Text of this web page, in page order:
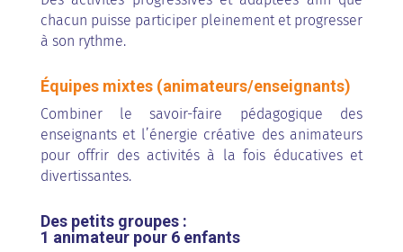
chacun puisse participer pleinement et progresser
à son rythme.
Équipes mixtes (animateurs/enseignants)
Combiner le savoir-faire pédagogique des
enseignants et l’énergie créative des animateurs
pour offrir des activités à la fois éducatives et
divertissantes.
Des petits groupes :
1 animateur pour 6 enfants